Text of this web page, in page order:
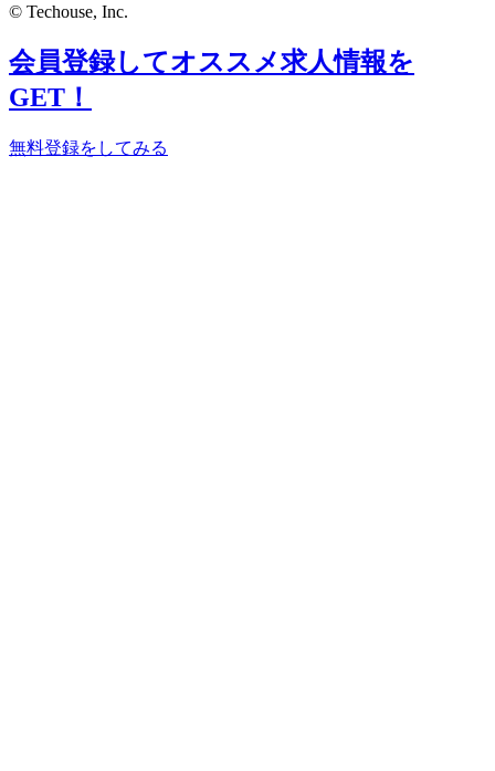
© Techouse, Inc.
会員登録してオススメ求人情報を
GET！
無料登録をしてみる